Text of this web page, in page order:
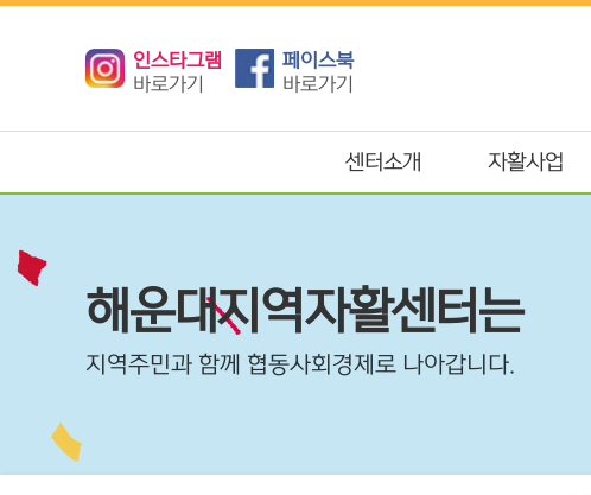
인스타그램
바로가기
페이스북
바로가기
센터소개 자활사업
해운대지역자활센터는
지역주민과 함께 협동사회경제로 나아갑니다.